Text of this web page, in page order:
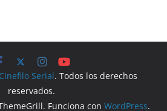
Cinefilo Serial. Todos los derechos
reservados.
Funciona con WordPress.